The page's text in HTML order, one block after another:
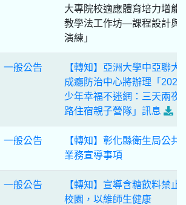
大專院校適應體育培力增能
教學法工作坊—課程設計與
演練」
一般公告
【轉知】亞洲大學中亞聯大
成癮防治中心將辦理「2026
少年幸福不迷網：三天兩夜
路住宿親子營隊」訊息
一般公告
【轉知】彰化縣衛生局公共
業務宣導事項
一般公告
【轉知】宣導含糖飲料禁止
校園，以維師生健康